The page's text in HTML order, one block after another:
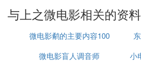
e，戴迪亚·费拉蒙饰)送给他一本
本当年音乐启蒙老师克莱门特 马
埃尔慢慢细味着老师当年的心境
【调音师】
与上之微电影相关的资料
微电影鹬的主要内容100
字
微电影盲人调音师
小